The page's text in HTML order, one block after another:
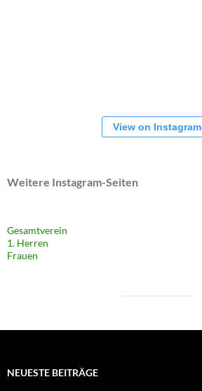
View on Instagram
Weitere Instagram-Seiten
Gesamtverein
1. Herren
Frauen
NEUESTE BEITRÄGE